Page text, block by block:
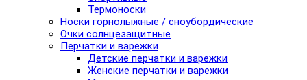
Термоноски
Носки горнолыжные / сноубордические
Очки солнцезащитные
Перчатки и варежки
Детские перчатки и варежки
Женские перчатки и варежки